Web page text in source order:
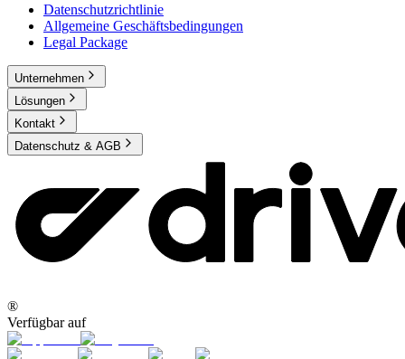
Datenschutzrichtlinie
Allgemeine Geschäftsbedingungen
Legal Package
Unternehmen
Lösungen
Kontakt
Datenschutz & AGB
®
Verfügbar auf